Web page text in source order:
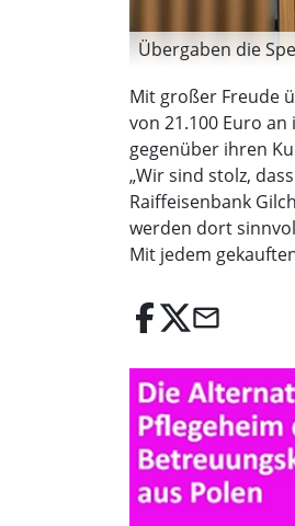
Übergaben die
Mit großer Freude
von 21.100 Euro
gegenüber ihren
„Wir sind stolz,
Raiffeisenbank
werden dort
Mit jedem
email